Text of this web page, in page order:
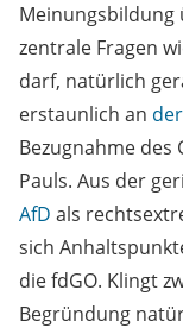
Meinungsbildung
zentrale Fragen
darf, natürlich
erstaunlich an
Bezugnahme
Pauls. Aus der
AfD als
sich
die fdGO. Klingt
Begründung